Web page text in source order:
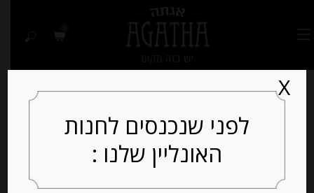
Out of
לפני שנכנסים לחנות
האונליין שלנו :
X